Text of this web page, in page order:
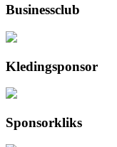
Businessclub
Kledingsponsor
Sponsorkliks